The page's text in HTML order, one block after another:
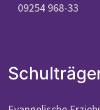
09254 968-33